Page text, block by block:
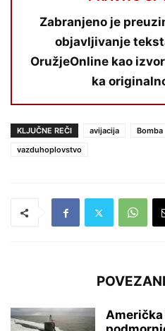
Zabranjeno je
objavljivanje
OružjeOnline kao
ka
KLJUČNE REČI avijacija Bomba
vazduhoplovstvo